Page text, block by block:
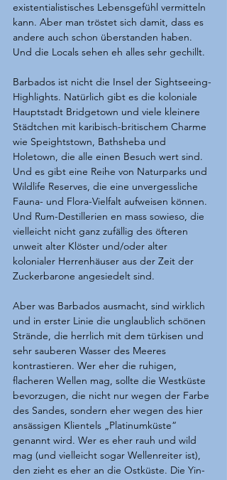
existentialistisches Lebensgefühl vermitteln
kann. Aber man tröstet sich damit, dass es
andere auch schon überstanden haben.
Und die Locals sehen eh alles sehr gechillt.
Barbados ist nicht die Insel der Sightseeing-
Highlights. Natürlich gibt es die koloniale
Hauptstadt Bridgetown und viele kleinere
Städtchen mit karibisch-britischem Charme
wie Speightstown, Bathsheba und
Holetown, die alle einen Besuch wert sind.
Und es gibt eine Reihe von Naturparks und
Wildlife Reserves, die eine unvergessliche
Fauna- und Flora-Vielfalt aufweisen können.
Und Rum-Destillerien en mass sowieso, die
vielleicht nicht ganz zufällig des öfteren
unweit alter Klöster und/oder alter
kolonialer Herrenhäuser aus der Zeit der
Zuckerbarone angesiedelt sind.
Aber was Barbados ausmacht, sind wirklich
und in erster Linie die unglaublich schönen
Strände, die herrlich mit dem türkisen und
sehr sauberen Wasser des Meeres
kontrastieren. Wer eher die ruhigen,
flacheren Wellen mag, sollte die Westküste
bevorzugen, die nicht nur wegen der Farbe
des Sandes, sondern eher wegen des hier
ansässigen Klientels „Platinumküste“
genannt wird. Wer es eher rauh und wild
mag (und vielleicht sogar Wellenreiter ist),
den zieht es eher an die Ostküste. Die Yin-